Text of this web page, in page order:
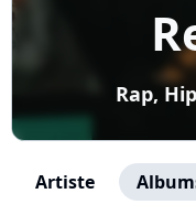
Rap,
Artiste